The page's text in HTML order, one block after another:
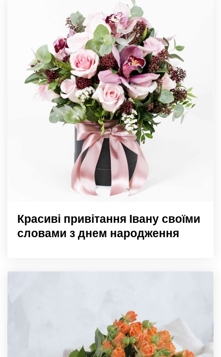
Красиві привітання Івану своїми
словами з днем народження